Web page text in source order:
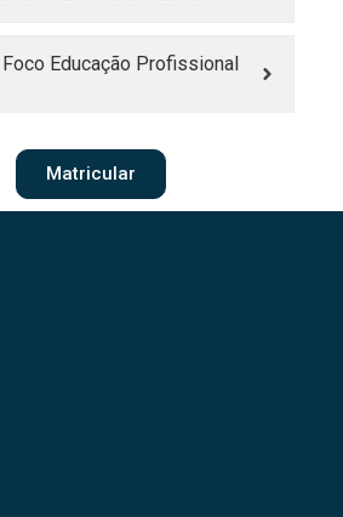
Educação Profissional
Matricular